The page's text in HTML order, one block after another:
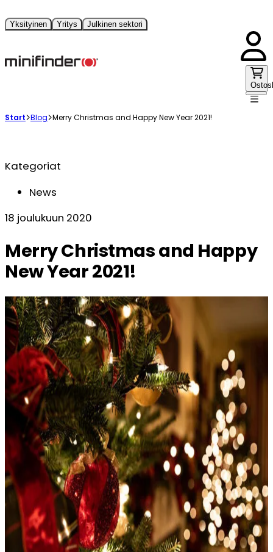
Yksityinen Yritys Julkinen sektori
Start Blog Merry Christmas and Happy New Year 2021!
Kategoriat
News
18 joulukuun 2020
Merry Christmas and Happy
New Year 2021!